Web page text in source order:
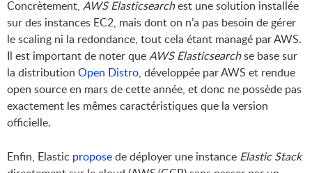
Concrètement, AWS Elasticsearchest une solution installée
sur des instances EC2, mais dont on n’a pas besoin de gérer
le scaling ni la redondance, tout cela étant managé par AWS.
Il est important de noter queAWS Elasticsearchse base sur
la distribution Open Distro, développée par AWS et rendue
open source en mars de cette année, et donc ne possède pas
exactement les mêmes caractéristiques que la version
officielle.
Enfin, Elastic proposede déployer une instance Elastic Stack